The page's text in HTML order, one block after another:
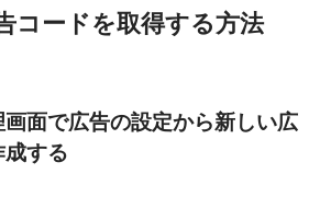
コードを取得する方法
面で広告の設定から新しい広
する